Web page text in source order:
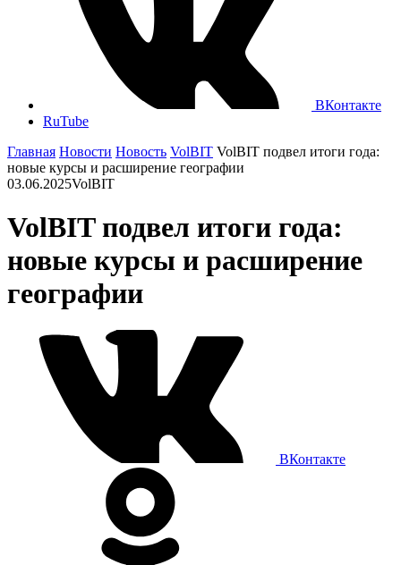
ВКонтакте
RuTube
Главная Новости Новость VolBIT VolBIT подвел итоги года:
новые курсы и расширение географии
03.06.2025VolBIT
VolBIT подвел итоги года:
новые курсы и расширение
географии
ВКонтакте